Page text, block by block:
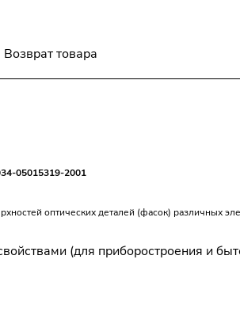
Возврат товара
05015319-2001
оптических деталей (фасок) различных
(для приборостроения и